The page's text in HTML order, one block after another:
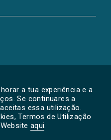
a tua experiência e a
Se continuares a
essa utilização.
Termos de Utilização
aqui.